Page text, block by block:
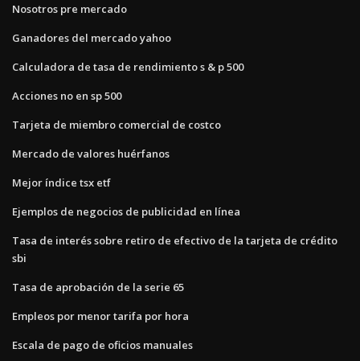
Nosotros pre mercado
Ganadores del mercado yahoo
Calculadora de tasa de rendimiento s & p 500
Acciones no en sp 500
Tarjeta de miembro comercial de costco
Mercado de valores huérfanos
Mejor índice tsx etf
Ejemplos de negocios de publicidad en línea
Tasa de interés sobre retiro de efectivo de la tarjeta de crédito
sbi
Tasa de aprobación de la serie 65
Empleos por menor tarifa por hora
Escala de pago de oficios manuales